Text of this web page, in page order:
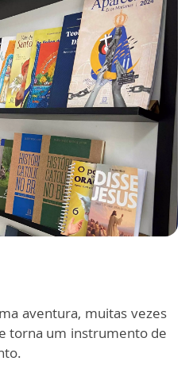
aventura, muitas vezes
torna um instrumento de